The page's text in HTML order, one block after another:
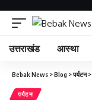
उत्तराखंड आस्था
Bebak News >Blog >पर्यटन>
पर्यटन